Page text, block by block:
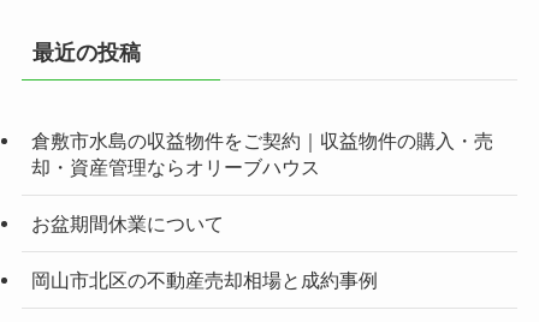
最近の投稿
倉敷市水島の収益物件をご契約｜収益物件の購入・売
却・資産管理ならオリーブハウス
お盆期間休業について
岡山市北区の不動産売却相場と成約事例